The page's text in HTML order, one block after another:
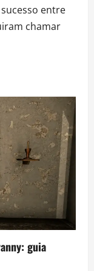
entre
chamar
guia